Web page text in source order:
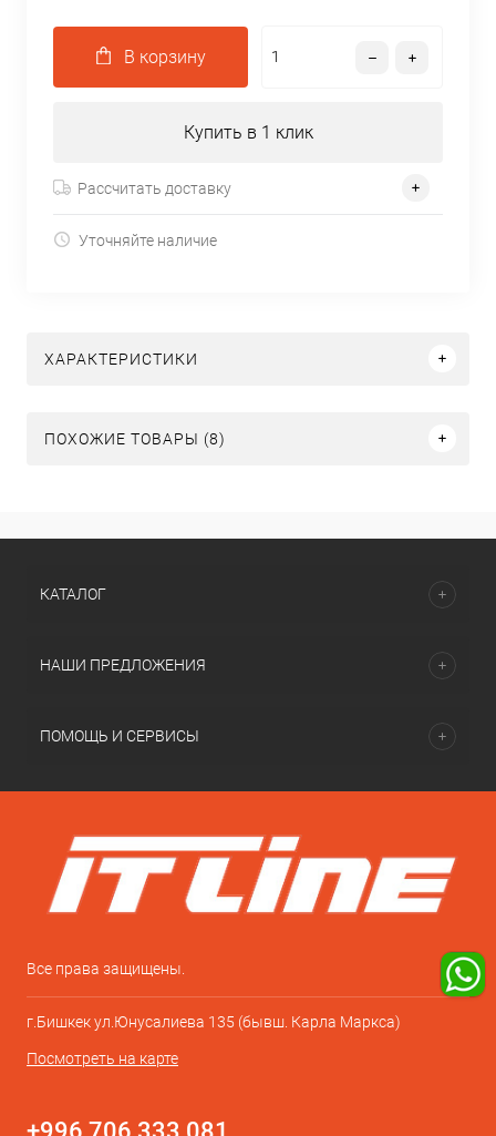
В корзину
Купить в 1 клик
Рассчитать доставку
Уточняйте наличие
ХАРАКТЕРИСТИКИ
ПОХОЖИЕ ТОВАРЫ (8)
КАТАЛОГ
НАШИ ПРЕДЛОЖЕНИЯ
ПОМОЩЬ И СЕРВИСЫ
Все права защищены.
г.Бишкек ул.Юнусалиева 135 (бывш. Карла Маркса)
Посмотреть на карте